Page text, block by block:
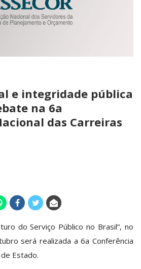
e integridade pública
na 6a
das Carreiras
do Serviço Público no Brasil”, no
será realizada a 6a Conferência
Estado.